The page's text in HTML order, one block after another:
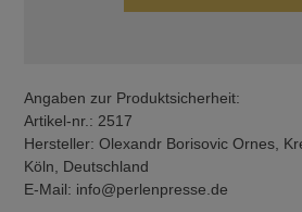
Angaben zur Produktsicherheit:
Artikel-nr.: 2517
Hersteller: Olexandr Borisovic Ornes,
Köln, Deutschland
E-Mail: info@perlenpresse.de